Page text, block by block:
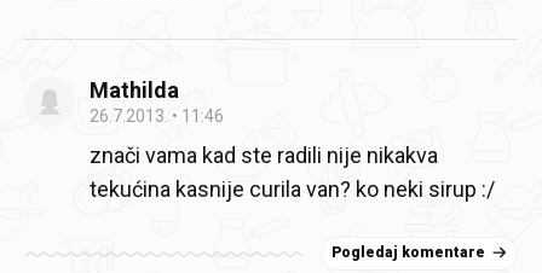
Mathilda
26.7.2013. 11:46
znači vama kad ste radili nije nikakva
tekućina kasnije curila van? ko neki sirup :/
Pogledaj komentare